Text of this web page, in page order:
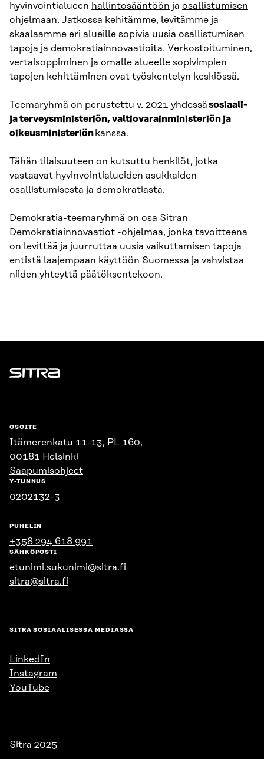
hyvinvointialueen hallintosääntöön ja osallistumisen
ohjelmaan. Jatkossa kehitämme, levitämme ja
skaalaamme eri alueille sopivia uusia osallistumisen
tapoja ja demokratiainnovaatioita. Verkostoituminen,
vertaisoppiminen ja omalle alueelle sopivimpien
tapojen kehittäminen ovat työskentelyn keskiössä.
Teemaryhmä on perustettu v. 2021 yhdessäsosiaali-
ja terveysministeriön, valtiovarainministeriön ja
oikeusministeriön kanssa.
Tähän tilaisuuteen on kutsuttu henkilöt, jotka
vastaavat hyvinvointialueiden asukkaiden
osallistumisesta ja demokratiasta.
Demokratia-teemaryhmä on osa Sitran
Demokratiainnovaatiot -ohjelmaa, jonka tavoitteena
on levittää ja juurruttaa uusia vaikuttamisen tapoja
entistä laajempaan käyttöön Suomessa ja vahvistaa
niiden yhteyttä päätöksentekoon.
Sitra
OSOITE
Itämerenkatu 11-13, PL 160,
00181 Helsinki
Saapumisohjeet
Y-TUNNUS
0202132-3
PUHELIN
+358 294 618 991
SÄHKÖPOSTI
etunimi.sukunimi@sitra.fi
sitra@sitra.fi
SITRA SOSIAALISESSA MEDIASSA
LinkedIn
Instagram
YouTube
Sitra 2025